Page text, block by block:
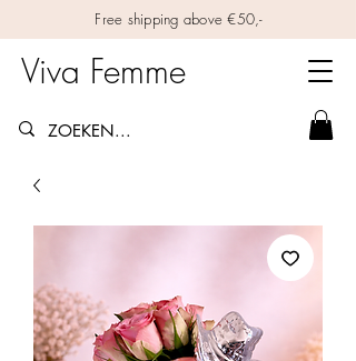
Free shipping above €50,-
Viva Femme